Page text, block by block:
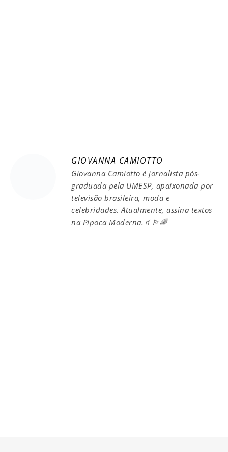
GIOVANNA CAMIOTTO
Giovanna Camiotto é jornalista pós-
graduada pela UMESP, apaixonada por
televisão brasileira, moda e
celebridades. Atualmente, assina textos
na Pipoca Moderna.🧃🏳️‍🌈